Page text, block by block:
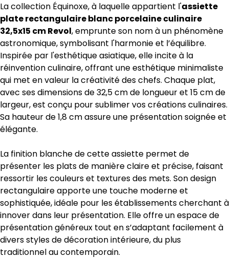
La collection Équinoxe, à laquelle appartient l'assiette
plate rectangulaire blanc porcelaine culinaire
32,5x15 cm Revol, emprunte son nom à un phénomène
astronomique, symbolisant l'harmonie et l’équilibre.
Inspirée par l'esthétique asiatique, elle incite à la
réinvention culinaire, offrant une esthétique minimaliste
qui met en valeur la créativité des chefs. Chaque plat,
avec ses dimensions de 32,5 cm de longueur et 15 cm de
largeur, est conçu pour sublimer vos créations culinaires.
Sa hauteur de 1,8 cm assure une présentation soignée et
élégante.
La finition blanche de cette assiette permet de
présenter les plats de manière claire et précise, faisant
ressortir les couleurs et textures des mets. Son design
rectangulaire apporte une touche moderne et
sophistiquée, idéale pour les établissements cherchant à
innover dans leur présentation. Elle offre un espace de
présentation généreux tout en s’adaptant facilement à
divers styles de décoration intérieure, du plus
traditionnel au contemporain.